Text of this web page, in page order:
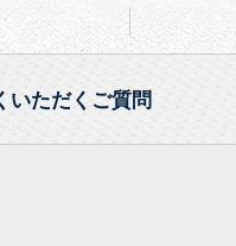
いただくご質問